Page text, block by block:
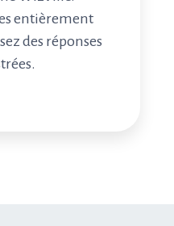
entièrement
des réponses